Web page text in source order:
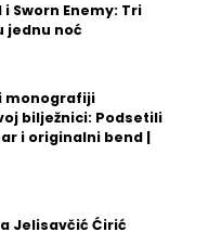
Sworn Enemy: Tri
jednu noć
monografiji
bilježnici: Podsetili
i originalni bend |
Jelisavčić Ćirić